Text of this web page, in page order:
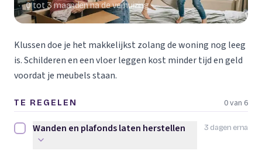
0 tot 3 maanden na de verhuizing
Klussen doe je het makkelijkst zolang de woning nog leeg
is. Schilderen en een vloer leggen kost minder tijd en geld
voordat je meubels staan.
TE REGELEN 0 van 6
3 dagen erna
Wanden en plafonds laten herstellen afvinken
Wanden en plafonds laten herstellen